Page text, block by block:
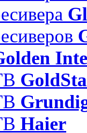
Haier